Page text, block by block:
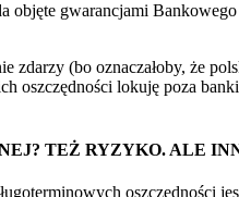
objęte gwarancjami
zdarzy (bo oznaczałoby, że
oszczędności lokuję poza
TEŻ RYZYKO. ALE
oszczędności